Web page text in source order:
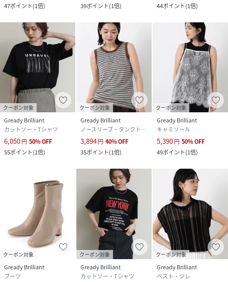
47ポイント(1倍)
39ポイント(1倍)
44ポイント(1倍)
クーポン対象
Gready Brilliant
カットソー・Tシャツ
6,050円 50%OFF
55ポイント(1倍)
クーポン対象
Gready Brilliant
ノースリーブ・タンクトップ
3,894円 40%OFF
35ポイント(1倍)
クーポン対象
Gready Brilliant
キャミソール
5,390円 50%OFF
49ポイント(1倍)
クーポン対象
Gready Brilliant
ブーツ
クーポン対象
Gready Brilliant
カットソー・Tシャツ
クーポン対象
Gready Brilliant
ベスト・ジレ